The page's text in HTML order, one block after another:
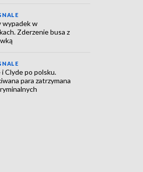
wypadek w
Zderzenie busa z
i Clyde po polsku.
para zatrzymana